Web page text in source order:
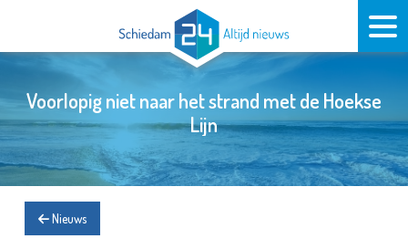
Voorlopig niet naar het strand met de Hoekse
Lijn
Nieuws